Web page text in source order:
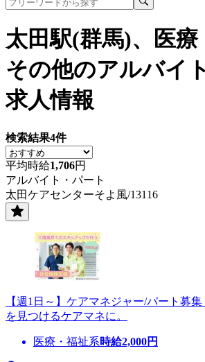
太田駅(群馬)、医療
その他のアルバイ
求人情報
検索結果4件
平均時給1,706円
アルバイト・パート
太田ケアセンターそよ風/13116
【週1日～】ケアマネジャー/パート募集
を見つけるケアマネに。
医療・福祉系時給2,000円